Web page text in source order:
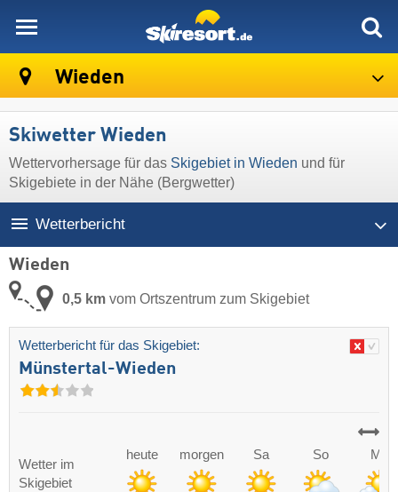
Wieden
Skiwetter Wieden
Wettervorhersage für das Skigebiet in Wieden und für
Skigebiete in der Nähe (Bergwetter)
Wetterbericht
Wieden
0,5 km vom Ortszentrum zum Skigebiet
Wetterbericht für das Skigebiet:
Münstertal-Wieden
Wetter im
Skigebiet
heute morgen Sa So Mo